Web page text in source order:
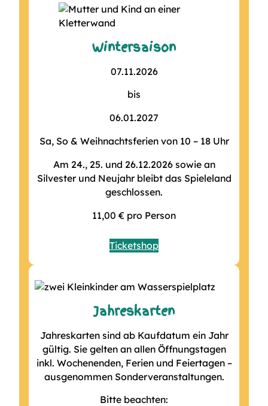
Wintersaison
07.11.2026
bis
06.01.2027
Sa, So & Weihnachtsferien von 10 – 18 Uhr
Am 24., 25. und 26.12.2026 sowie an
Silvester und Neujahr bleibt das Spieleland
geschlossen.
11,00 € pro Person
Ticketshop
Jahreskarten
Jahreskarten sind ab Kaufdatum ein Jahr
gültig. Sie gelten an allen Öffnungstagen
inkl. Wochenenden, Ferien und Feiertagen –
ausgenommen Sonderveranstaltungen.
Bitte beachten: